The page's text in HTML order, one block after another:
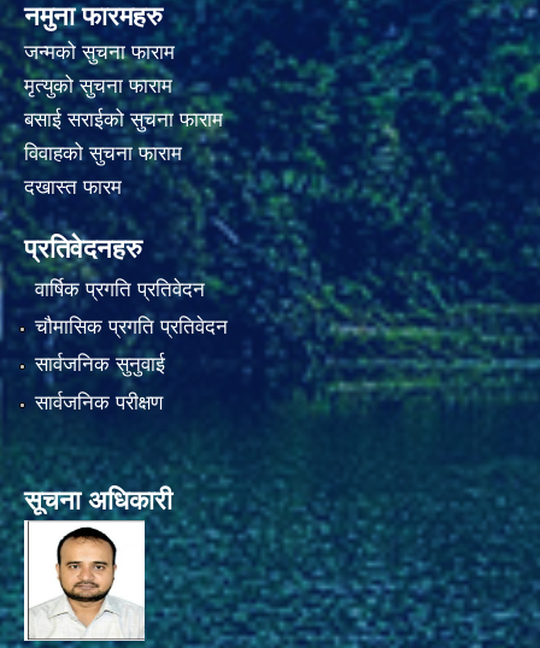
नमुना फारमहरु
जन्मको सुचना फाराम
मृत्युको सुचना फाराम
बसाई सराईको सुचना फाराम
विवाहको सुचना फाराम
दखास्त फारम
प्रतिवेदनहरु
वार्षिक प्रगति प्रतिवेदन
चौमासिक प्रगति प्रतिवेदन
सार्वजनिक सुनुवाई
सार्वजनिक परीक्षण
सूचना अधिकारी